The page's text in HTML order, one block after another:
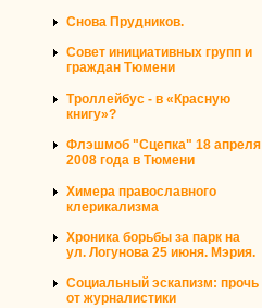
Снова Прудников.
Совет инициативных групп и
граждан Тюмени
Троллейбус - в «Красную
книгу»?
Флэшмоб "Сцепка" 18 апреля
2008 года в Тюмени
Химера православного
клерикализма
Хроника борьбы за парк на
ул. Логунова 25 июня. Мэрия.
Социальный эскапизм: прочь
от журналистики